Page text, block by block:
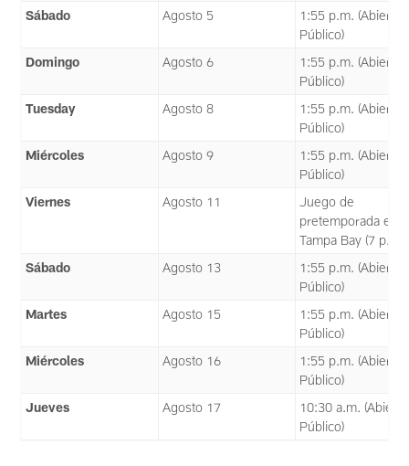
Sábado
Agosto 5
1:55 p.m. (Abierto
Público)
Domingo
Agosto 6
1:55 p.m. (Abierto
Público)
Tuesday
Agosto 8
1:55 p.m. (Abierto
Público)
Miércoles
Agosto 9
1:55 p.m. (Abierto
Público)
Viernes
Agosto 11
Juego de
pretemporada en
Tampa Bay (7 p.m.)
Sábado
Agosto 13
1:55 p.m. (Abierto
Público)
Martes
Agosto 15
1:55 p.m. (Abierto
Público)
Miércoles
Agosto 16
1:55 p.m. (Abierto
Público)
Jueves
Agosto 17
10:30 a.m.
Público)